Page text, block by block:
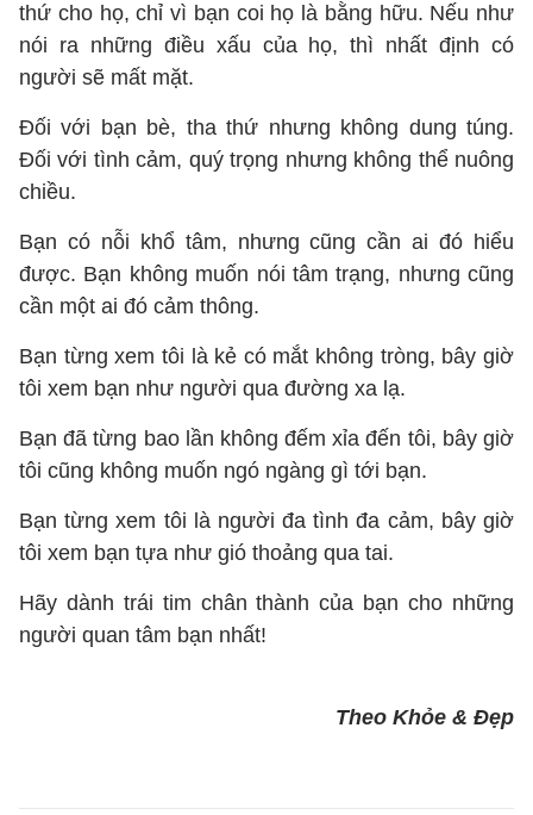
thứ cho họ, chỉ vì bạn coi họ là bằng hữu. Nếu như
nói ra những điều xấu của họ, thì nhất định có
người sẽ mất mặt.
Đối với bạn bè, tha thứ nhưng không dung túng.
Đối với tình cảm, quý trọng nhưng không thể nuông
chiều.
Bạn có nỗi khổ tâm, nhưng cũng cần ai đó hiểu
được. Bạn không muốn nói tâm trạng, nhưng cũng
cần một ai đó cảm thông.
Bạn từng xem tôi là kẻ có mắt không tròng, bây giờ
tôi xem bạn như người qua đường xa lạ.
Bạn đã từng bao lần không đếm xỉa đến tôi, bây giờ
tôi cũng không muốn ngó ngàng gì tới bạn.
Bạn từng xem tôi là người đa tình đa cảm, bây giờ
tôi xem bạn tựa như gió thoảng qua tai.
Hãy dành trái tim chân thành của bạn cho những
người quan tâm bạn nhất!
Theo Khỏe & Đẹp